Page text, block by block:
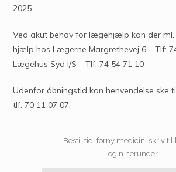
2025
Ved akut behov for lægehjælp kan der ml.
hjælp hos Lægerne Margrethevej 6 – Tlf:
Lægehus Syd I/S – Tlf. 74 54 71 10
Udenfor åbningstid kan henvendelse ske
tlf. 70 11 07 07.
Bestil tid, forny medicin, skriv
Login herunder